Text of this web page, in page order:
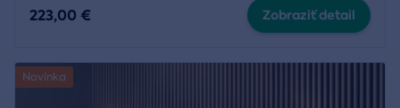
223,00 € Zobraziť detail
Novinka